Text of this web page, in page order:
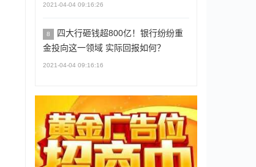
2021-04-04 09:16:26
8
四大行砸钱超800亿！银行纷纷重
金投向这一领域 实际回报如何？
2021-04-04 09:16:16